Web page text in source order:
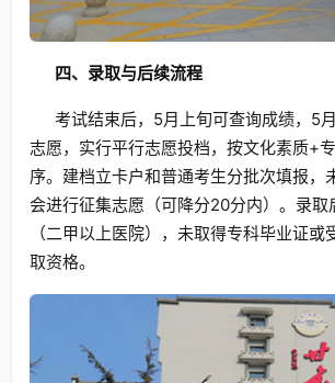
四、录取与后续流程
考试结束后，5月上旬可查询成绩，5
志愿，实行平行志愿投档，按文化素质+
序。建档立卡户和普通考生分批次填报，
会进行征集志愿（可降分20分内）。录取
（二甲以上医院），未取得专科毕业证或
取资格。